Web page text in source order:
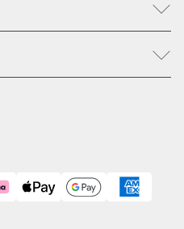
ApplePay GooglePay American